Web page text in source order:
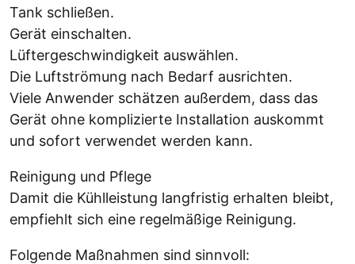
Tank schließen.
Gerät einschalten.
Lüftergeschwindigkeit auswählen.
Die Luftströmung nach Bedarf ausrichten.
Viele Anwender schätzen außerdem, dass das
Gerät ohne komplizierte Installation auskommt
und sofort verwendet werden kann.
Reinigung und Pflege
Damit die Kühlleistung langfristig erhalten bleibt,
empfiehlt sich eine regelmäßige Reinigung.
Folgende Maßnahmen sind sinnvoll: